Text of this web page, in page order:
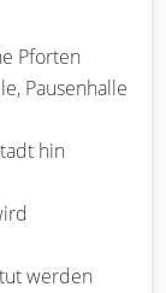
Pforten
Pausenhalle
hin
werden